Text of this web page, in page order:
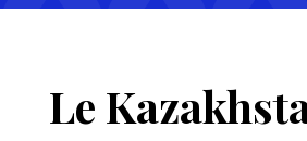
Le